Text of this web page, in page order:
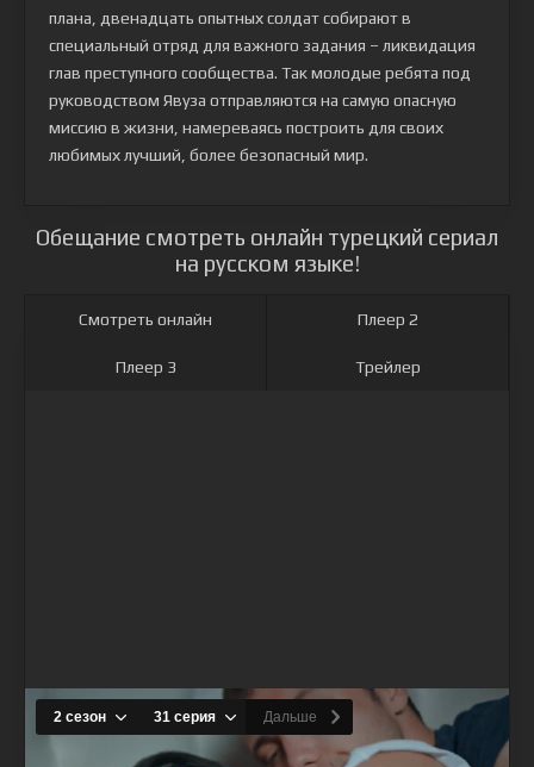
плана, двенадцать опытных солдат собирают в
специальный отряд для важного задания – ликвидация
глав преступного сообщества. Так молодые ребята под
руководством Явуза отправляются на самую опасную
миссию в жизни, намереваясь построить для своих
любимых лучший, более безопасный мир.
Обещание смотреть онлайн турецкий сериал
на русском языке!
Смотреть онлайн Плеер 2
Плеер 3 Трейлер